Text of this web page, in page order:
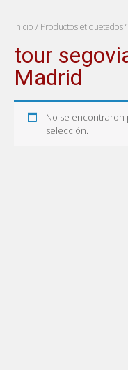
Inicio / Productos etiquetados
tour
Madrid
No se
selección.